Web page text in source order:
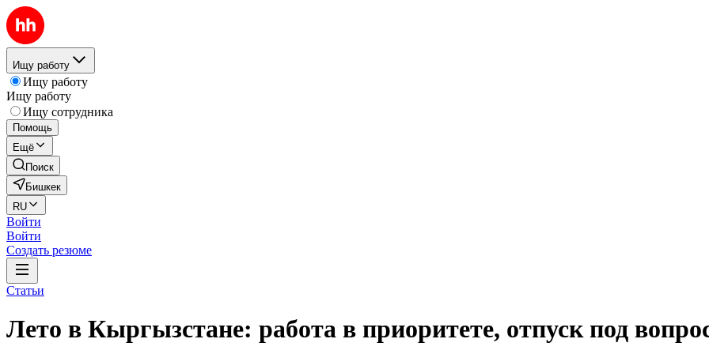
Ищу работу
Ищу работу
Ищу работу
Ищу сотрудника
Помощь
Ещё
Поиск
Бишкек
RU
Войти
Войти
Создать резюме
Статьи
Лето в Кыргызстане: работа в приоритете, отпуск под